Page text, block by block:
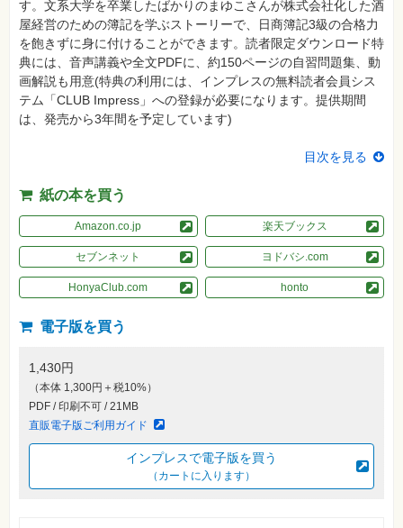
テ
ク
ノ
ロ
ジ
ー
趣
味・
素
作・
ソ
コ
ン・
ホ
ビ
Club
ロ
グ
ン
カ
ー
シ
す。文系大学を卒業したばかりのまゆこさんが株式会社化した酒
屋経営のための簿記を学ぶストーリーで、日商簿記3級の合格力
を飽きずに身に付けることができます。読者限定ダウンロード特
典には、音声講義や全文PDFに、約150ページの自習問題集、動
画解説も用意(特典の利用には、インプレスの無料読者会員シス
テム「CLUB Impress」への登録が必要になります。提供期間
は、発売から3年間を予定しています)
目次を見る
紙の本を買う
Amazon.co.jp 楽天ブックス
セブンネット ヨドバシ.com
HonyaClub.com honto
電子版を買う
1,430円
（本体 1,300円＋税10%）
PDF / 印刷不可 / 21MB
直販電子版ご利用ガイド
インプレスで電子版を買う
（カートに入ります）